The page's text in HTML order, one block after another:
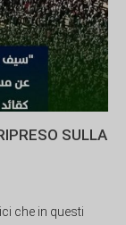
SULLA
che in questi